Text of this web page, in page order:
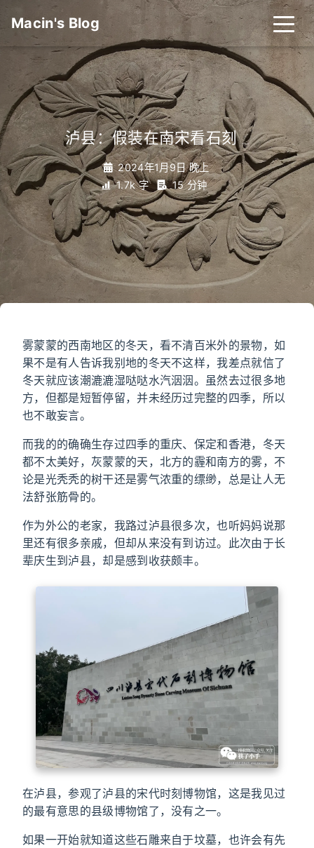
Macin's Blog
泸县：假装在南宋看石刻_
2024年1月9日 晚上
1.7k 字
15 分钟
雾蒙蒙的西南地区的冬天，看不清百米外的景物，如
果不是有人告诉我别地的冬天不这样，我差点就信了
冬天就应该潮漉漉湿哒哒水汽洇洇。虽然去过很多地
方，但都是短暂停留，并未经历过完整的四季，所以
也不敢妄言。
而我的的确确生存过四季的重庆、保定和香港，冬天
都不太美好，灰蒙蒙的天，北方的霾和南方的雾，不
论是光秃秃的树干还是雾气浓重的缥缈，总是让人无
法舒张筋骨的。
作为外公的老家，我路过泸县很多次，也听妈妈说那
里还有很多亲戚，但却从来没有到访过。此次由于长
辈庆生到泸县，却是感到收获颇丰。
在泸县，参观了泸县的宋代时刻博物馆，这是我见过
的最有意思的县级博物馆了，没有之一。
如果一开始就知道这些石雕来自于坟墓，也许会有先